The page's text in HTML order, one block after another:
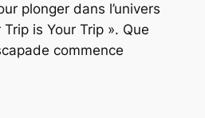
plonger dans l’univers
is Your Trip ». Que
commence